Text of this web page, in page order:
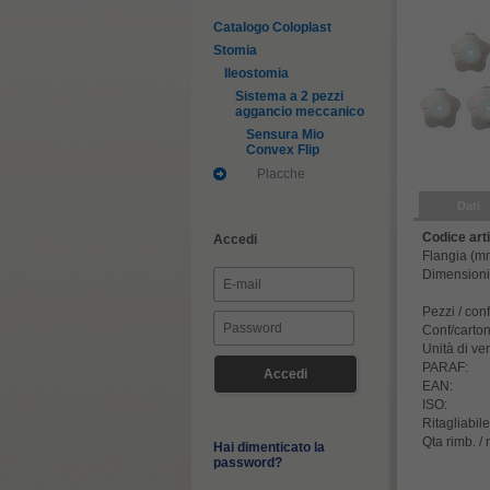
Catalogo Coloplast
Stomia
Ileostomia
Sistema a 2 pezzi
aggancio meccanico
Sensura Mio
Convex Flip
Placche
Accedi
Hai dimenticato la
password?
Codice
Flangia
Dimensioni
Pezzi /
Conf/
Unità di
PARAF:
EAN:
ISO:
Qta rimb. /